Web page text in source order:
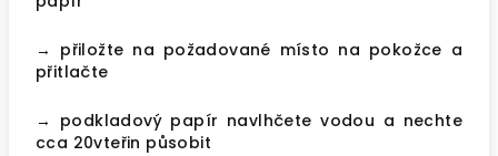
→ přiložte na požadované místo na pokožce a
přitlačte
→ podkladový papír navlhčete vodou a nechte
cca 20vteřin působit